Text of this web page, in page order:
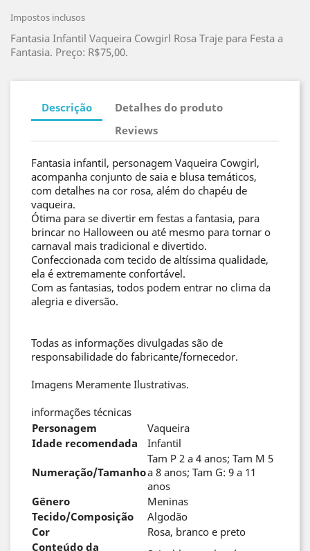
Impostos inclusos
Fantasia Infantil Vaqueira Cowgirl Rosa Traje para Festa a
Fantasia. Preço: R$75,00.
Descrição
Detalhes do produto
Reviews
Fantasia infantil, personagem Vaqueira Cowgirl,
acompanha conjunto de saia e blusa temáticos,
com detalhes na cor rosa, além do chapéu de
vaqueira.
Ótima para se divertir em festas a fantasia, para
brincar no Halloween ou até mesmo para tornar o
carnaval mais tradicional e divertido.
Confeccionada com tecido de altíssima qualidade,
ela é extremamente confortável.
Com as fantasias, todos podem entrar no clima da
alegria e diversão.
Todas as informações divulgadas são de
responsabilidade do fabricante/fornecedor.
Imagens Meramente Ilustrativas.
informações técnicas
Personagem
Vaqueira
Idade recomendada
Infantil
Numeração/Tamanho
Tam P 2 a 4 anos; Tam M 5
a 8 anos; Tam G: 9 a 11
anos
Gênero
Meninas
Tecido/Composição
Algodão
Cor
Rosa, branco e preto
Conteúdo da